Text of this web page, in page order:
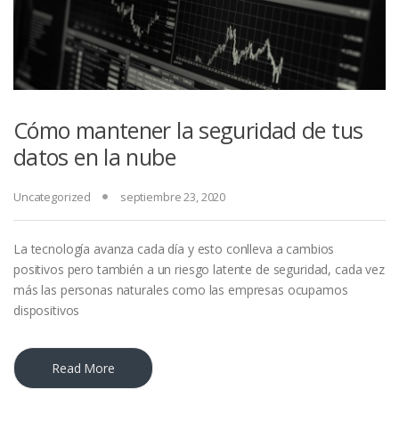
Cómo mantener la seguridad de tus
datos en la nube
Uncategorized septiembre 23, 2020
La tecnología avanza cada día y esto conlleva a cambios
positivos pero también a un riesgo latente de seguridad, cada vez
más las personas naturales como las empresas ocupamos
dispositivos
Read More